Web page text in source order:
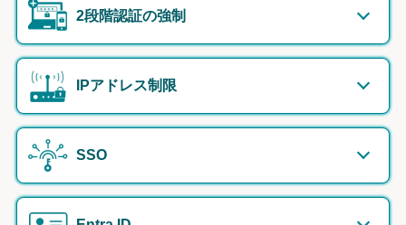
2段階認証の強制
IPアドレス制限
SSO